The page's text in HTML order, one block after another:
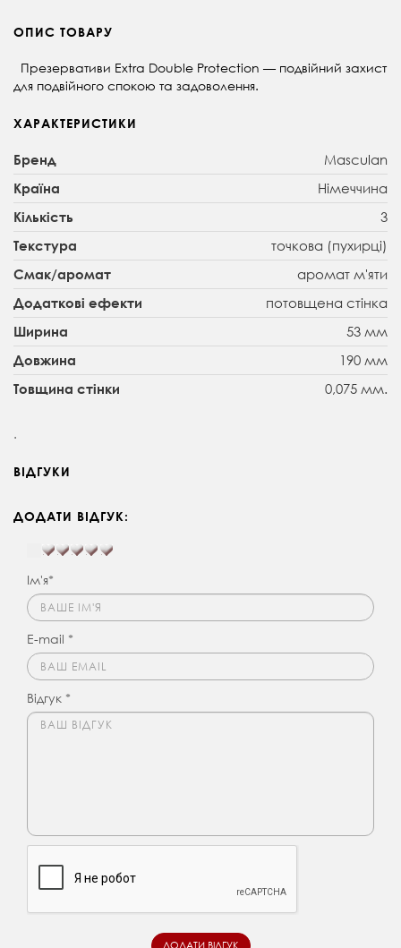
ОПИС ТОВАРУ
Презервативи Extra Double Protection — подвійний захист
для подвійного спокою та задоволення.
ХАРАКТЕРИСТИКИ
Бренд Masculan
Країна Німеччина
Кількість 3
Текстура точкова (пухирці)
Смак/аромат аромат м'яти
Додаткові ефекти потовщена стінка
Ширина 53 мм
Довжина 190 мм
Товщина стінки 0,075 мм.
.
ВІДГУКИ
ДОДАТИ ВІДГУК:
Ім'я*
E-mail *
Відгук *